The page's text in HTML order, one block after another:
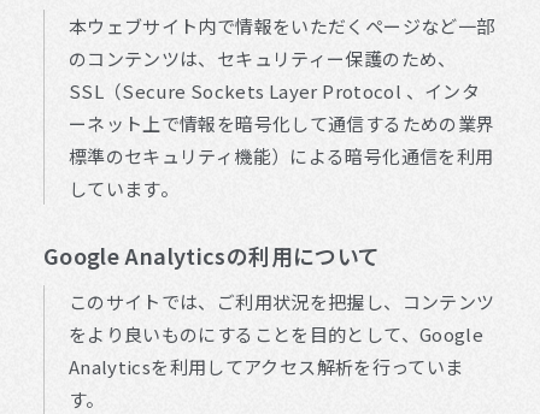
本ウェブサイト内で情報をいただくページなど一部
のコンテンツは、セキュリティー保護のため、
SSL（Secure Sockets Layer Protocol 、インタ
ーネット上で情報を暗号化して通信するための業界
標準のセキュリティ機能）による暗号化通信を利用
しています。
Google Analyticsの利用について
このサイトでは、ご利用状況を把握し、コンテンツ
をより良いものにすることを目的として、Google
Analyticsを利用してアクセス解析を行っていま
す。